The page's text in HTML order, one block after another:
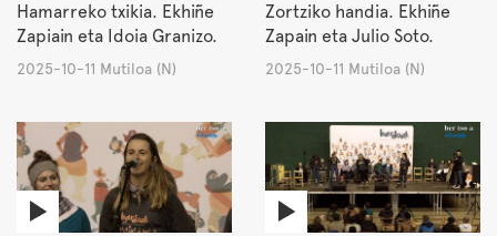
Hamarreko txikia. Ekhiñe
Zapiain eta Idoia Granizo.
2025-10-11 Mutiloa (N)
Zortziko handia. Ekhiñe
Zapain eta Julio Soto.
2025-10-11 Mutiloa (N)